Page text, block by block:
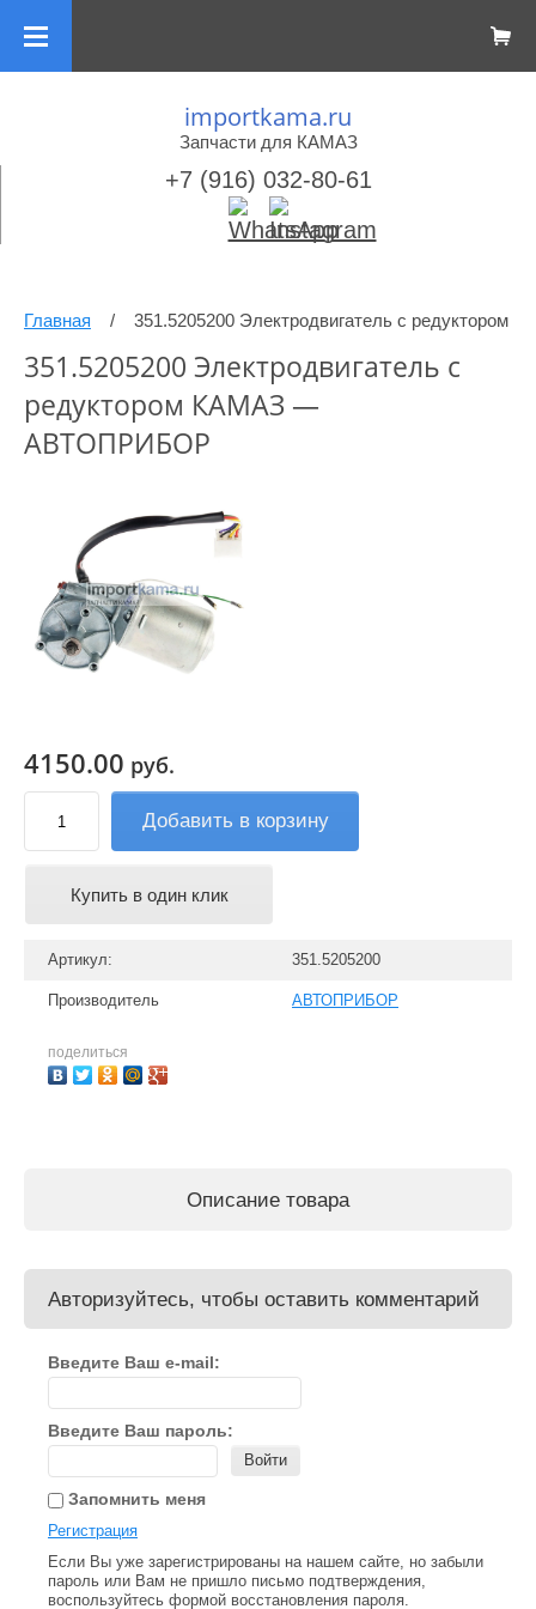
importkama.ru
Запчасти для КАМАЗ
+7 (916) 032-80-61
Главная / 351.5205200 Электродвигатель с
351.5205200 Электродвигатель с
редуктором КАМАЗ —
АВТОПРИБОР
4150.00 руб.
Добавить в корзину
Купить в один клик
Артикул: 351.5205200
Производитель АВТОПРИБОР
поделиться
Описание товара
Авторизуйтесь, чтобы оставить комментарий
Введите Ваш e-mail:
Введите Ваш пароль:
Войти
Запомнить меня
Регистрация
Если Вы уже зарегистрированы на нашем сайте, но забыли
пароль или Вам не пришло письмо подтверждения,
воспользуйтесь формой восстановления пароля.